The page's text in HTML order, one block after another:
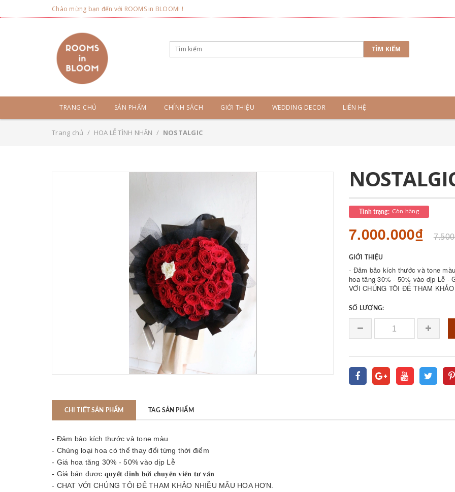
Chào mừng bạn đến với ROOMS in BLOOM! !
TÌM KIẾM
TRANG CHỦ SẢN PHẨM CHÍNH SÁCH GIỚI THIỆU WEDDING DECOR LIÊN HỆ
Trang chủ / HOA LỄ TÌNH NHÂN / NOSTALGIC
Tình trạng: Còn hàng
7.000.000₫
GIỚI THIỆU
- Đảm bảo kích thước và tone
hoa tăng 30% - 50% vào dịp Lễ -
VỚI CHÚNG TÔI ĐỂ THAM
SỐ LƯỢNG:
CHI TIẾT SẢN PHẨM TAG SẢN PHẨM
- Đảm bảo kích thước và tone màu
- Chủng loại hoa có thể thay đổi từng thời điểm
- Giá hoa tăng 30% - 50% vào dịp Lễ
- Giá bán được 𝐪𝐮𝐲𝐞̂́𝐭 đ𝐢̣𝐧𝐡 𝐛𝐨̛̉𝐢 𝐜𝐡𝐮𝐲𝐞̂𝐧 𝐯𝐢𝐞̂𝐧 𝐭𝐮̛ 𝐯𝐚̂́𝐧
- CHAT VỚI CHÚNG TÔI ĐỂ THAM KHẢO NHIỀU MẪU HOA HƠN.